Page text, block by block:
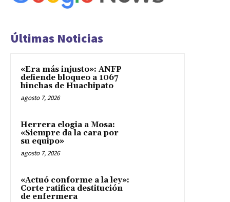
Últimas Noticias
«Era más injusto»: ANFP
defiende bloqueo a 1067
hinchas de Huachipato
agosto 7, 2026
Herrera elogia a Mosa:
«Siempre da la cara por
su equipo»
agosto 7, 2026
«Actuó conforme a la ley»:
Corte ratifica destitución
de enfermera